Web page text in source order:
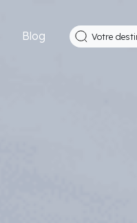
Blog Votre